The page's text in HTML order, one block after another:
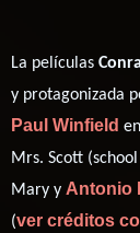
La películas
y protagonizada
Paul Winfield
Mrs. Scott
Mary y Antonio
(ver créditos